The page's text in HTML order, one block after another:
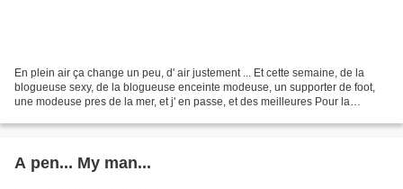
En plein air ça change un peu, d' air justement ... Et cette semaine, de la
blogueuse sexy, de la blogueuse enceinte modeuse, un supporter de foot,
une modeuse pres de la mer, et j' en passe, et des meilleures Pour la
A pen... My man...